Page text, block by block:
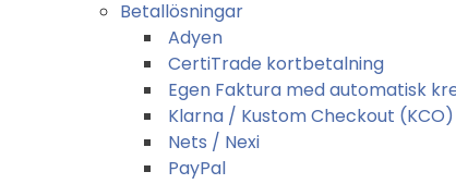
Betallösningar
Adyen
CertiTrade kortbetalning
Egen Faktura med automatisk
Klarna / Kustom Checkout
Nets / Nexi
PayPal